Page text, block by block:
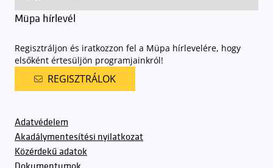
Müpa hírlevél
Regisztráljon és iratkozzon fel a Müpa hírlevelére, hogy
elsőként értesüljön programjainkról!
REGISZTRÁLOK
Adatvédelem
Akadálymentesítési nyilatkozat
Közérdekű adatok